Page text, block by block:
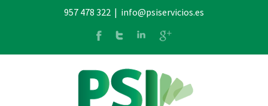
957 478 322 | info@psiservicios.es